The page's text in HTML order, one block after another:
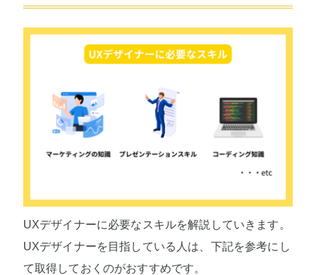
UXデザイナーに必要なスキルを解説していきます。
UXデザイナーを目指している人は、下記を参考にし
て取得しておくのがおすすめです。